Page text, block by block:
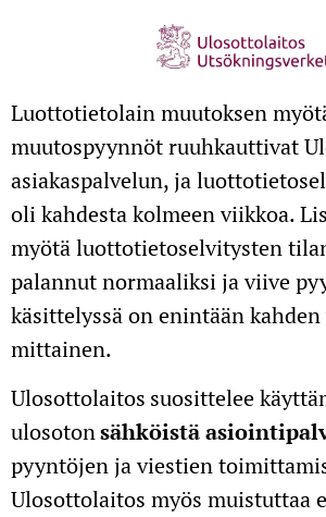
Luottotietolain muutoksen
muutospyynnöt ruuhkauttivat
asiakaspalvelun, ja
oli kahdesta kolmeen viikkoa.
myötä luottotietoselvitysten
palannut normaaliksi ja viive
käsittelyssä on enintään
mittainen.
Ulosottolaitos suosittelee
ulosotonsähköistä
pyyntöjen ja viestien
Ulosottolaitos myös muistuttaa